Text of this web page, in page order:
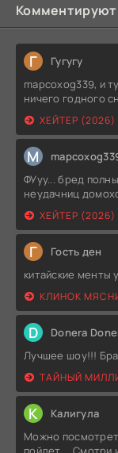
Комментируют
Г Гугугу
mapcoxog339, и
ничего годного
ХЕЙТЕР (2026)
M
ФУуу... бред
неудачниц
ХЕЙТЕР (2026)
Г Гость ден
китайские менты
КЛИНОК
D Donera
Лучшее шоу!!!
ТАЙНЫЙ
К Калигула
Можно